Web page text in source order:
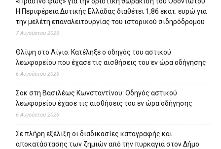
Η Περιφέρεια Δυτικής Ελλάδας διαθέτει 1,86 εκατ. ευρώ για
την μελέτη επαναλειτουργίας του ιστορικού σιδηρόδρομου
7 Αυγούστου 2026
Θλίψη στο Αίγιο: Κατέληξε ο οδηγός του αστικού
λεωφορείου που έχασε τις αισθήσεις του εν ώρα οδήγησης
6 Αυγούστου 2026
Σοκ στη Βασιλέως Κωνσταντίνου: Οδηγός αστικού
λεωφορείου έχασε τις αισθήσεις του εν ώρα οδήγησης
6 Αυγούστου 2026
Σε πλήρη εξέλιξη οι διαδικασίες καταγραφής και
αποκατάστασης των ζημιών από την πυρκαγιά στον Δήμο